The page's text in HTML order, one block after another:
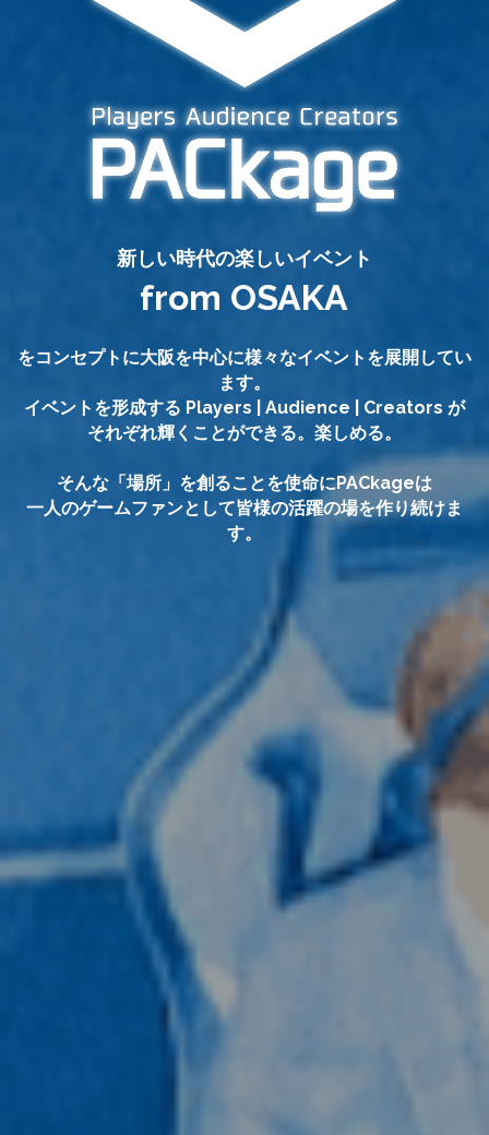
新しい時代の楽しいイベント
from OSAKA
をコンセプトに大阪を中心に様々なイベントを展開してい
ます。
イベントを形成する Players | Audience | Creators が
それぞれ輝くことができる。楽しめる。
そんな「場所」を創ることを使命にPACkageは
一人のゲームファンとして皆様の活躍の場を作り続けま
す。